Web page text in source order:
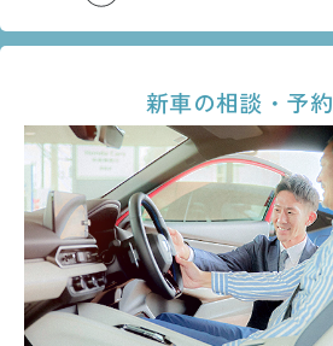
新車の相談・予約